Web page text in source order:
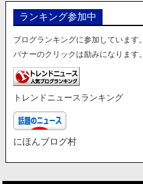
リ
ランキング参加中
ブログランキングに参加しています。
バナーのクリックは励みになります。
トレンドニュースランキング
にほんブログ村